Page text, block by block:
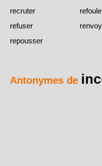
recruter
refuser
repousser
Antonymes de